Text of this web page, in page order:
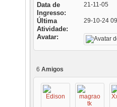
Data de
Ingresso
21-11-05
Última
Atividade
29-10-24
Avatar
6 Amigos